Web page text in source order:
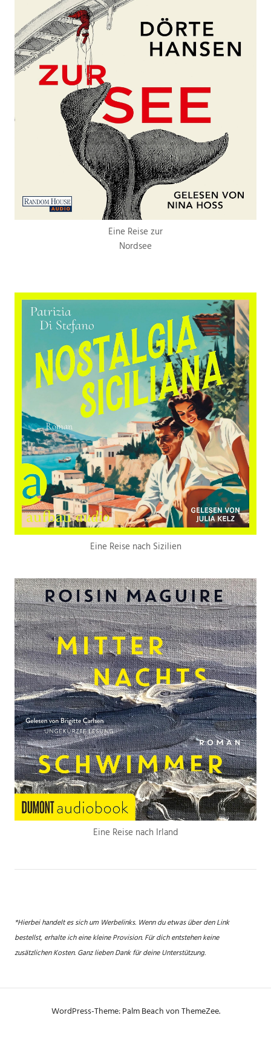
Eine Reise zur
Nordsee
Eine Reise nach Sizilien
Eine Reise nach Irland
*Hierbei handelt es sich um Werbelinks. Wenn du etwas über den Link
bestellst, erhalte ich eine kleine Provision. Für dich entstehen keine
zusätzlichen Kosten. Ganz lieben Dank für deine Unterstützung.
WordPress-Theme: Palm Beach von ThemeZee.